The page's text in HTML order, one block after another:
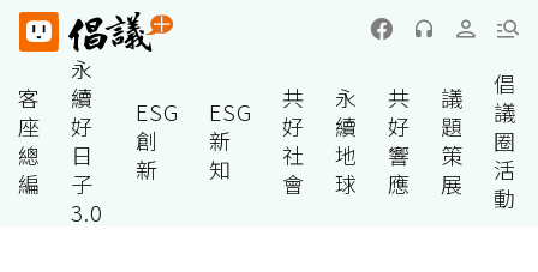
客
座
總
編
永
續
好
日
子
3.0
ESG
創
新
ESG
新
知
共
好
社
會
永
續
地
球
共
好
響
應
議
題
策
展
倡
議
圈
活
動